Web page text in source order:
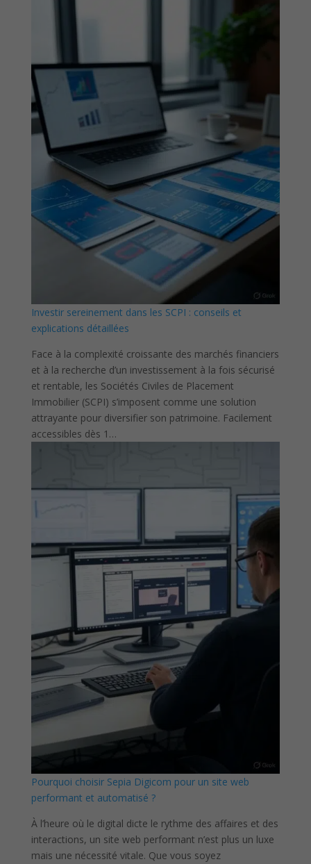
Investir sereinement dans les SCPI : conseils et
explications détaillées
Face à la complexité croissante des marchés financiers
et à la recherche d’un investissement à la fois sécurisé
et rentable, les Sociétés Civiles de Placement
Immobilier (SCPI) s’imposent comme une solution
attrayante pour diversifier son patrimoine. Facilement
accessibles dès 1…
Pourquoi choisir Sepia Digicom pour un site web
performant et automatisé ?
À l’heure où le digital dicte le rythme des affaires et des
interactions, un site web performant n’est plus un luxe
mais une nécessité vitale. Que vous soyez